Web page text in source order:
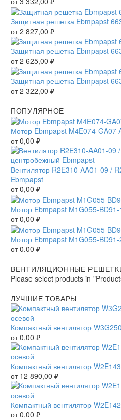
Защитная решетка Ebmpapst
от2 827,00 ₽
Защитная решетка Ebmpapst
от2 625,00 ₽
Защитная решетка Ebmpapst
от2 322,00 ₽
ПОПУЛЯРНОЕ
Мотор Ebmpapst M4E074-GA07
от0,00 ₽
Вентилятор R2E310-AA01-09 /
Ebmpapst
от0,00 ₽
Мотор Ebmpapst M1G055-
от0,00 ₽
Мотор Ebmpapst M1G055-
от0,00 ₽
ВЕНТИЛЯЦИОННЫЕ
Please select products in
ЛУЧШИЕ ТОВАРЫ
Компактный вентилятор
от0,00 ₽
Компактный вентилятор
от 12 890,00 ₽
Компактный вентилятор
от0,00 ₽